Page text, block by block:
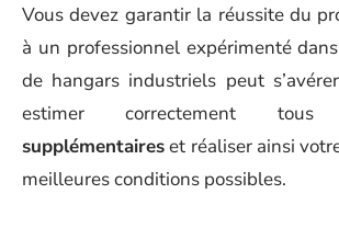
Vous devez garantir la réussite du
à un professionnel expérimenté
de hangars industriels peut
estimer correctement
supplémentaireset réaliser ainsi
meilleures conditions possibles.